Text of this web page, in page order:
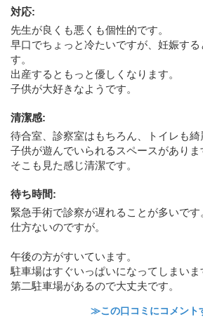
対応:
先生が良くも悪くも個性的です。
早口でちょっと冷たいですが、妊娠する
す。
出産するともっと優しくなります。
子供が大好きなようです。
清潔感:
待合室、診察室はもちろん、トイレも綺
子供が遊んでいられるスペースがありま
そこも見た感じ清潔です。
待ち時間:
緊急手術で診察が遅れることが多いです
仕方ないのですが。
午後の方がすいています。
駐車場はすぐいっぱいになってしまいま
第二駐車場があるので大丈夫です。
≫この口コミにコメント